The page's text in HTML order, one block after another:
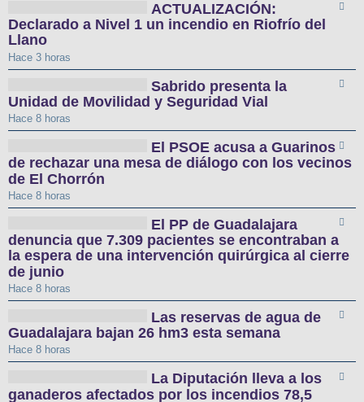
ACTUALIZACIÓN:
Declarado a Nivel 1 un incendio en Riofrío del
Llano
Hace 3 horas
Sabrido presenta la
Unidad de Movilidad y Seguridad Vial
Hace 8 horas
El PSOE acusa a Guarinos
de rechazar una mesa de diálogo con los vecinos
de El Chorrón
Hace 8 horas
El PP de Guadalajara
denuncia que 7.309 pacientes se encontraban a
la espera de una intervención quirúrgica al cierre
de junio
Hace 8 horas
Las reservas de agua de
Guadalajara bajan 26 hm3 esta semana
Hace 8 horas
La Diputación lleva a los
ganaderos afectados por los incendios 78,5